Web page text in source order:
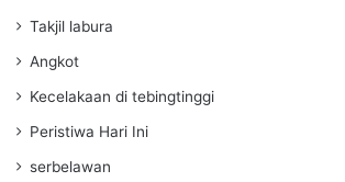
Takjil labura
Angkot
Kecelakaan di tebingtinggi
Peristiwa Hari Ini
serbelawan